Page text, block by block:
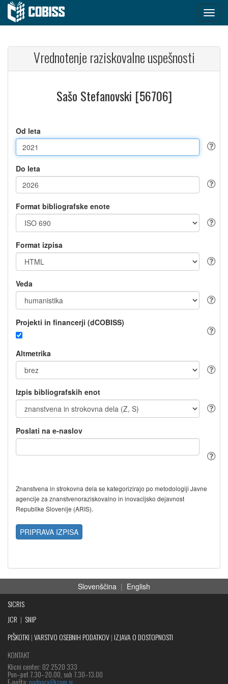
Vrednotenje raziskovalne uspešnosti
Sašo Stefanovski [56706]
Od leta
Do leta
Format bibliografske enote
Format izpisa
Veda
Projekti in financerji (dCOBISS)
Altmetrika
Izpis bibliografskih enot
Poslati na e-naslov
Znanstvena in strokovna dela se kategorizirajo po metodologiji Javne
agencije za znanstvenoraziskovalno in inovacijsko dejavnost
Republike Slovenije (ARIS).
PRIPRAVA IZPISA
Slovenščina | English
SICRIS
JCR | SNIP
PIŠKOTKI |VARSTVO OSEBNIH PODATKOV| IZJAVA O DOSTOPNOSTI
KONTAKT
Klicni center: 02 2520 333
Pon‒pet 7.30–20.00, sob 7.30–13.00
E-pošta: podpora@izum.si